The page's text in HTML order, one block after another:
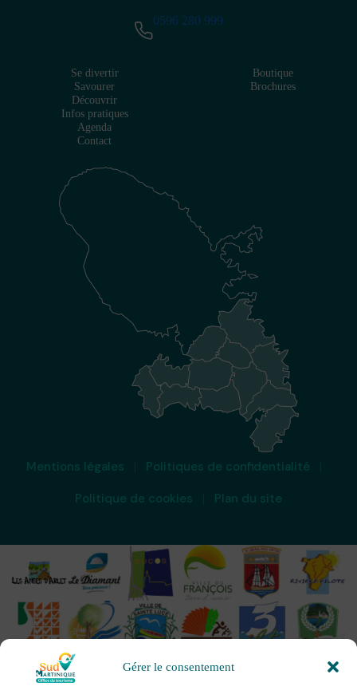
Gérer le consentement
0596 280 999
Se divertir
Savourer
Découvrir
Infos pratiques
Agenda
Contact
Boutique
Brochures
Mentions légales
Politiques de confidentialité
Politique de cookies
Plan du site